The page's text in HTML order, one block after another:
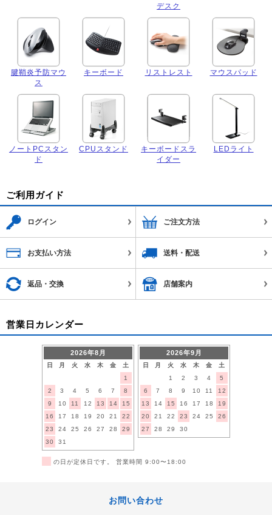
デスク
腱鞘炎予防マウ
ス
キーボード リストレスト マウスパッド
ノートPCスタン
ド
CPUスタンド
キーボードスラ
イダー
LEDライト
ご利用ガイド
ログイン ご注文方法
お支払い方法 送料・配送
返品・交換 店舗案内
営業日カレンダー
2026年8月
日 月 火 水 木 金
土
1
2
3 4 5 6 7
8
9
10 11 12 13 14
15
16
17 18 19 20 21
22
23
24 25 26 27 28
29
30
31
2026年9月
日 月 火 水 木 金
土
1
2 3 4
5
6
7 8 9 10 11
12
13
14 15 16 17 18
19
20
21 22 23 24 25
26
27
28 29 30
の日が定休日です。 営業時間 9:00〜18:00
お問い合わせ